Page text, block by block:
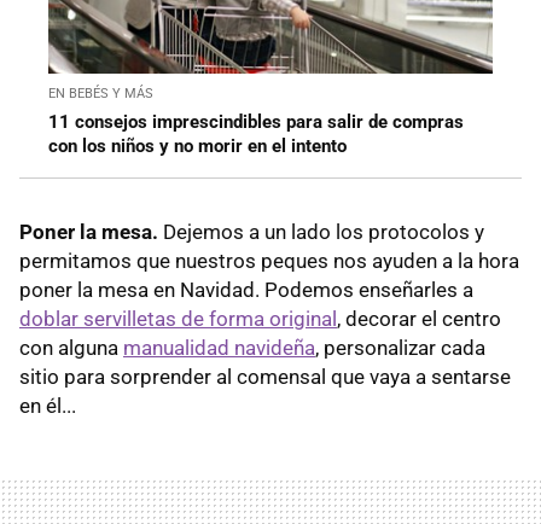
EN BEBÉS Y MÁS
11 consejos imprescindibles para salir de compras
con los niños y no morir en el intento
Poner la mesa. Dejemos a un lado los protocolos y
permitamos que nuestros peques nos ayuden a la hora
poner la mesa en Navidad. Podemos enseñarles a
doblar servilletas de forma original , decorar el centro
con alguna manualidad navideña, personalizar cada
sitio para sorprender al comensal que vaya a sentarse
en él...